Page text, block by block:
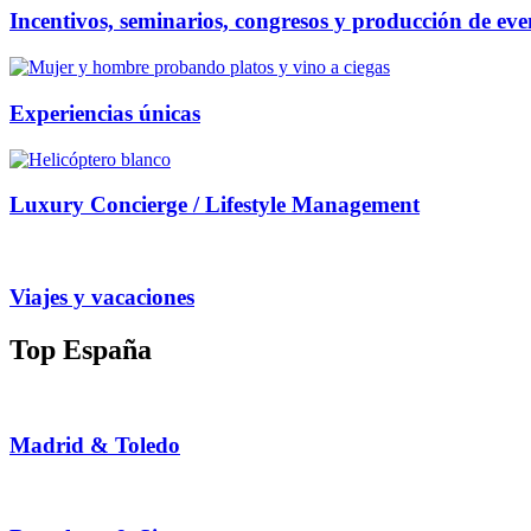
Incentivos, seminarios, congresos y producción de
Experiencias únicas
Luxury Concierge / Lifestyle Management
Viajes y vacaciones
Top España
Madrid & Toledo